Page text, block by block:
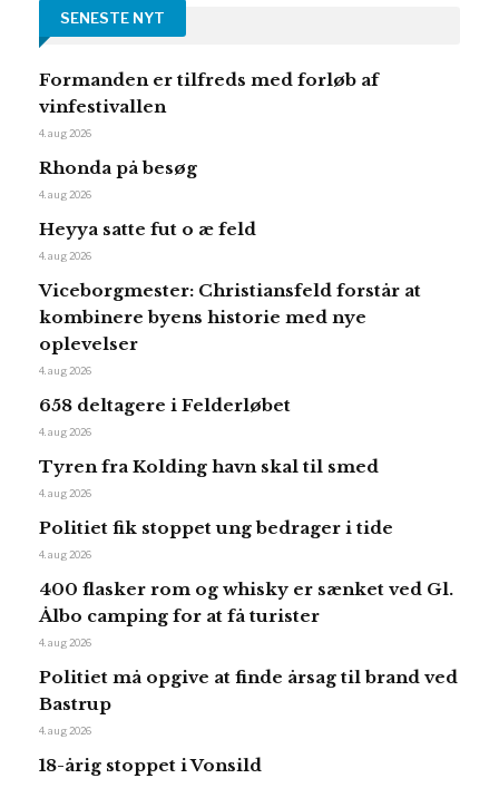
SENESTE NYT
Formanden er tilfreds med forløb af
vinfestivallen
4. aug 2026
Rhonda på besøg
4. aug 2026
Heyya satte fut o æ feld
4. aug 2026
Viceborgmester: Christiansfeld forstår at
kombinere byens historie med nye
oplevelser
4. aug 2026
658 deltagere i Felderløbet
4. aug 2026
Tyren fra Kolding havn skal til smed
4. aug 2026
Politiet fik stoppet ung bedrager i tide
4. aug 2026
400 flasker rom og whisky er sænket ved Gl.
Ålbo camping for at få turister
4. aug 2026
Politiet må opgive at finde årsag til brand ved
Bastrup
4. aug 2026
18-årig stoppet i Vonsild